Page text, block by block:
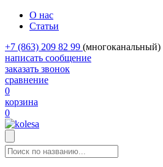
О нас
Статьи
+7 (863) 209 82 99 (многоканальный)
написать сообщение
заказать звонок
сравнение
0
корзина
0